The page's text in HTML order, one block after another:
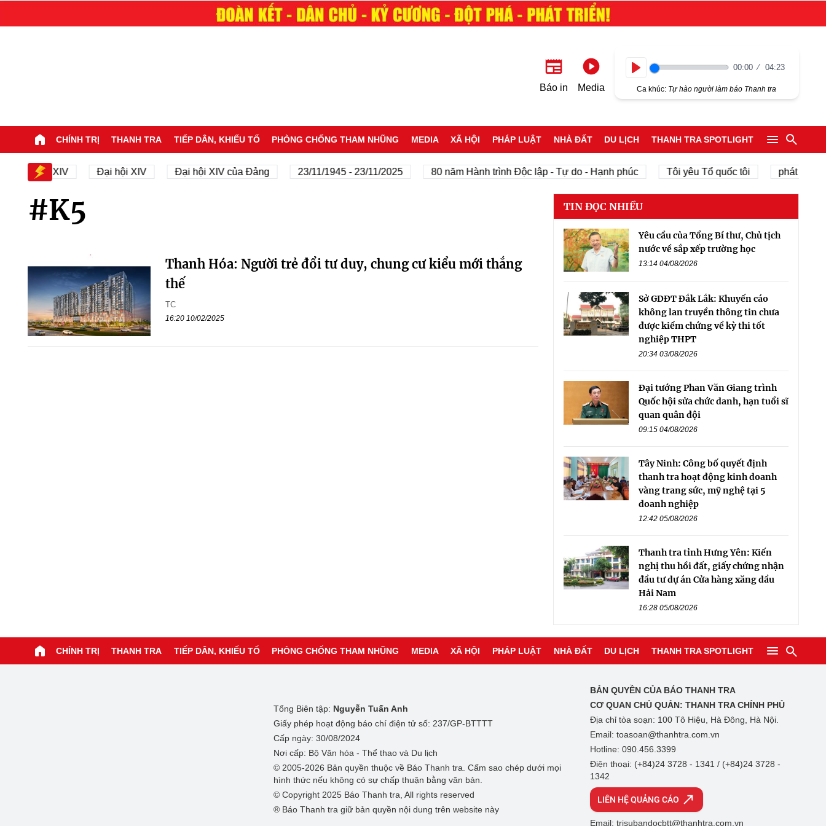
Báo in Media
00:00 04:23
Ca khúc: Tự hào người làm báo Thanh tra
CHÍNH TRỊ THANH TRA TIẾP DÂN, KHIẾU TỐ PHÒNG CHỐNG THAM NHŨNG MEDIA XÃ HỘI PHÁP LUẬT NHÀ ĐẤT DU LỊCH THANH TRA SPOTLIGHT
Đại hội XIV Đại hội XIV Đại hội XIV của Đảng 23/11/1945 - 23/11/2025 80 năm Hành trình Độc lập - Tự do - Hạnh phúc Tôi yêu Tổ quốc tôi phát triển
#K5
Thanh Hóa: Người trẻ đổi tư duy, chung cư kiểu mới thắng
thế
TC
16:20 10/02/2025
TIN ĐỌC NHIỀU
Yêu cầu của Tổng Bí thư, Chủ tịch
nước về sắp xếp trường học
13:14 04/08/2026
Sở GDĐT Đắk Lắk: Khuyến cáo
không lan truyền thông tin chưa
được kiểm chứng về kỳ thi tốt
nghiệp THPT
20:34 03/08/2026
Đại tướng Phan Văn Giang trình
Quốc hội sửa chức danh, hạn tuổi sĩ
quan quân đội
09:15 04/08/2026
Tây Ninh: Công bố quyết định
thanh tra hoạt động kinh doanh
vàng trang sức, mỹ nghệ tại 5
doanh nghiệp
12:42 05/08/2026
Thanh tra tỉnh Hưng Yên: Kiến
nghị thu hồi đất, giấy chứng nhận
đầu tư dự án Cửa hàng xăng dầu
Hải Nam
16:28 05/08/2026
CHÍNH TRỊ THANH TRA TIẾP DÂN, KHIẾU TỐ PHÒNG CHỐNG THAM NHŨNG MEDIA XÃ HỘI PHÁP LUẬT NHÀ ĐẤT DU LỊCH THANH TRA SPOTLIGHT
Tổng Biên tập: Nguyễn Tuấn Anh
Giấy phép hoạt động báo chí điện tử số: 237/GP-BTTTT
Cấp ngày: 30/08/2024
Nơi cấp: Bộ Văn hóa - Thể thao và Du lịch
© 2005-2026 Bản quyền thuộc về Báo Thanh tra. Cấm sao chép dưới mọi
hình thức nếu không có sự chấp thuận bằng văn bản.
© Copyright 2025 Báo Thanh tra, All rights reserved
® Báo Thanh tra giữ bản quyền nội dung trên website này
BẢN QUYỀN CỦA BÁO THANH TRA
CƠ QUAN CHỦ QUẢN: THANH TRA CHÍNH PHỦ
Địa chỉ tòa soạn: 100 Tô Hiệu, Hà Đông, Hà Nội.
Email: toasoan@thanhtra.com.vn
Hotline: 090.456.3399
Điện thoại: (+84)24 3728 - 1341 / (+84)24 3728 -
1342
LIÊN HỆ QUẢNG CÁO
Email: trisubandocbtt@thanhtra.com.vn